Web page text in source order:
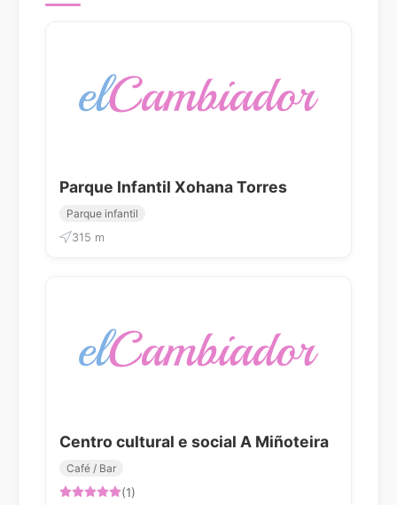
Parque Infantil Xohana Torres
Parque infantil
315 m
Centro cultural e social A Miñoteira
Café / Bar
(1)